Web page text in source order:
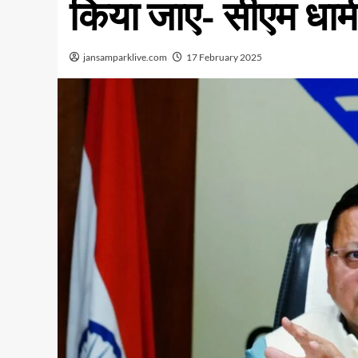
किया जाए- सीएम
jansamparklive.com 17 February 2025